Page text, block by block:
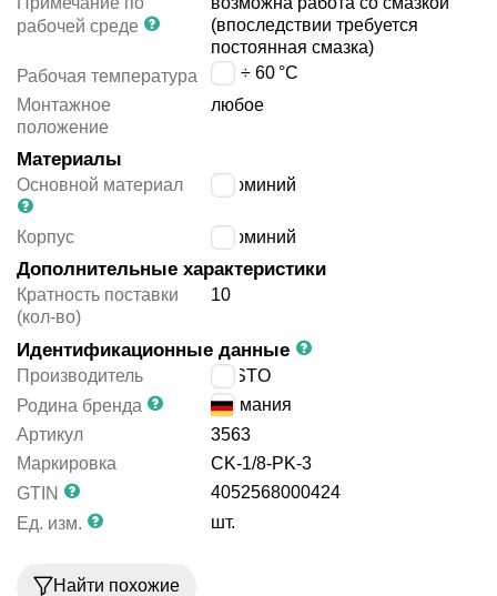
рабочей среде
(впоследствии требуется
постоянная смазка)
Рабочая температура
-10 ÷ 60 °C
Монтажное
положение
любое
Материалы
Основной материал алюминий
Корпус алюминий
Дополнительные характеристики
Кратность поставки
(кол-во)
10
Идентификационные данные
Производитель
FESTO
Родина бренда
Германия
Артикул
3563
Маркировка
CK-1/8-PK-3
GTIN
4052568000424
Ед. изм.
шт.
Найти похожие